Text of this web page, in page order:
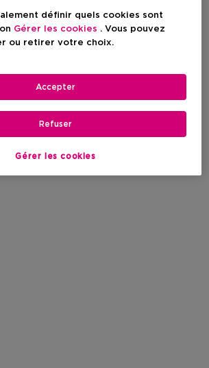
définir quels cookies sont
Gérer les cookies . Vous pouvez
ou retirer votre choix.
Gérer les cookies
Refuser
Accepter